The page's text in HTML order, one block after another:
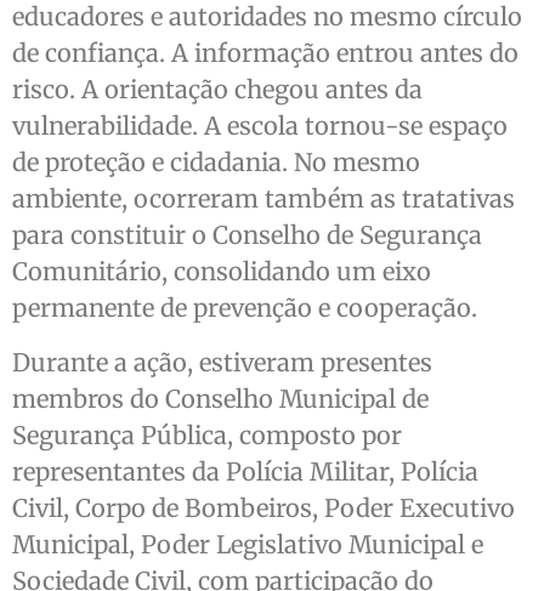
educadores e autoridades no mesmo círculo
de confiança. A informação entrou antes do
risco. A orientação chegou antes da
vulnerabilidade. A escola tornou-se espaço
de proteção e cidadania. No mesmo
ambiente, ocorreram também as tratativas
para constituir o Conselho de Segurança
Comunitário, consolidando um eixo
permanente de prevenção e cooperação.
Durante a ação, estiveram presentes
membros do Conselho Municipal de
Segurança Pública, composto por
representantes da Polícia Militar, Polícia
Civil, Corpo de Bombeiros, Poder Executivo
Municipal, Poder Legislativo Municipal e
Sociedade Civil, com participação do